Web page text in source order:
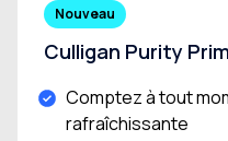
Nouveau
Culligan Purity
Comptez à tout
rafraîchissante